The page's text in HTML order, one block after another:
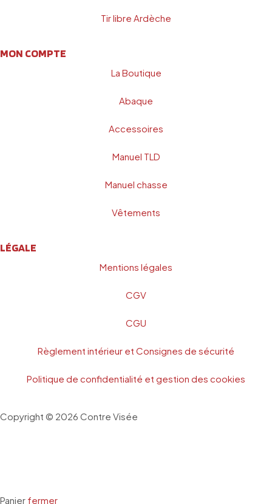
Tir libre Ardèche
MON COMPTE
La Boutique
Abaque
Accessoires
Manuel TLD
Manuel chasse
Vêtements
LÉGALE
Mentions légales
CGV
CGU
Règlement intérieur et Consignes de sécurité
Politique de confidentialité et gestion des cookies
Copyright © 2026 Contre Visée
Panier fermer